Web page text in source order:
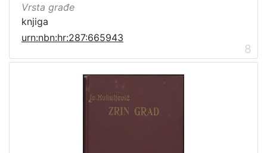
Vrsta građe
knjiga
urn:nbn:hr:287:665943
8